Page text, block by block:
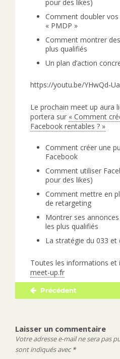
pour des likes)
Comment doubler
« PMDP »
Comment montrer
plus qualifiés
Un plan d’action
https://youtu.be/YHwQd-
Le prochain meet up aura
portera sur « Comment
Facebook rentables ? »
Comment créer une
Facebook
Comment utiliser
pour des likes)
Comment mettre en
de retargeting
Montrer ses
les plus qualifiés
La stratégie du 033 et
Toutes les informations et
meet-up.fr
NavigationPrécédent
Publication
Laisser un commentaire
Votre adresse e-mail ne sera pas
sont indiqués avec*